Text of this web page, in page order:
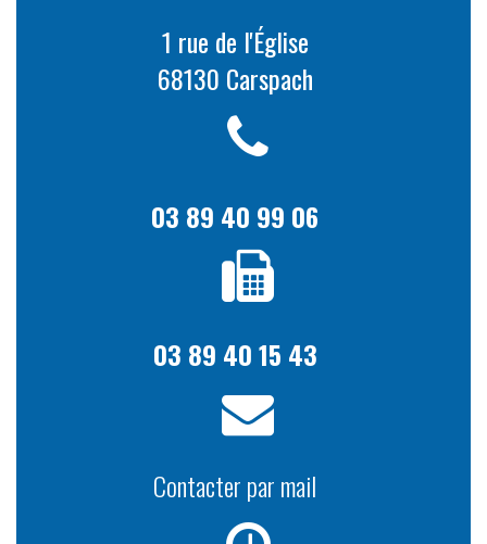
1 rue de l'Église
68130 Carspach
03 89 40 99 06
03 89 40 15 43
Contacter par mail